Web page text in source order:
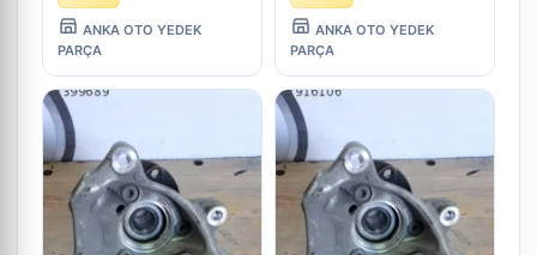
ANKA OTO YEDEK
PARÇA
ANKA OTO YEDEK
PARÇA